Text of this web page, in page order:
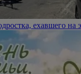
ехавшего на